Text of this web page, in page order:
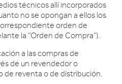
técnicos allí incorporados
no se opongan a ellos los
orden de
la “Orden de Compra”).
a las compras de
de un revendedor o
de reventa o de distribución.